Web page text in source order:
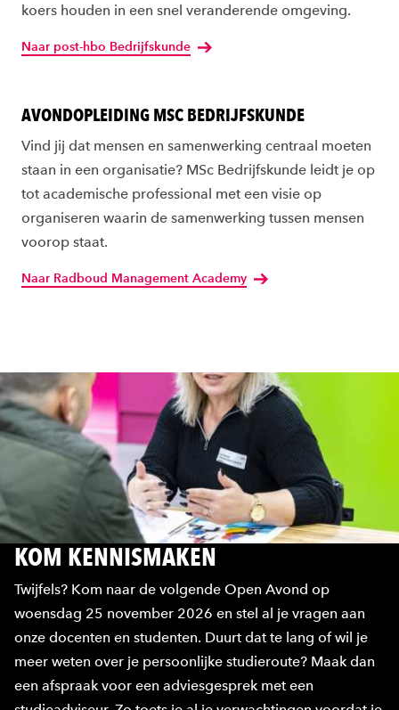
koers houden in een snel veranderende omgeving.
Naar post-hbo Bedrijfskunde
AVONDOPLEIDING MSC BEDRIJFSKUNDE
Vind jij dat mensen en samenwerking centraal moeten
staan in een organisatie? MSc Bedrijfskunde leidt je op
tot academische professional met een visie op
organiseren waarin de samenwerking tussen mensen
voorop staat.
Naar Radboud Management Academy
KOM KENNISMAKEN
Twijfels? Kom naar de volgende Open Avond op
woensdag 25 november 2026 en stel al je vragen aan
onze docenten en studenten. Duurt dat te lang of wil je
meer weten over je persoonlijke studieroute? Maak dan
een afspraak voor een adviesgesprek met een